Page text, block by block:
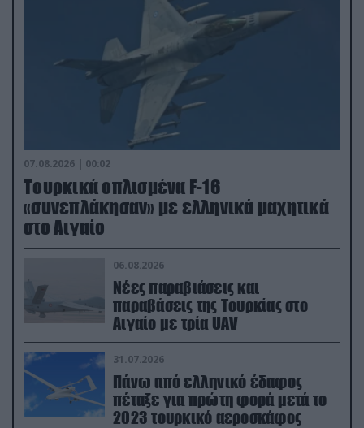
07.08.2026 | 00:02
Τουρκικά οπλισμένα F-16
«συνεπλάκησαν» με ελληνικά μαχητικά
στο Αιγαίο
06.08.2026
Νέες παραβιάσεις και
παραβάσεις της Τουρκίας στο
Αιγαίο με τρία UAV
31.07.2026
Πάνω από ελληνικό έδαφος
πέταξε για πρώτη φορά μετά το
2023 τουρκικό αεροσκάφος